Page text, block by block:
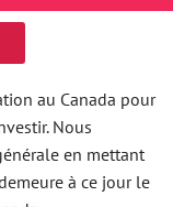
au Canada pour
Nous
en mettant
à ce jour le